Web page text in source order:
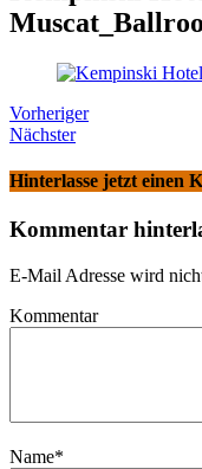
Vorheriger
Nächster
Hinterlasse jetzt einen
Kommentar
E-Mail Adresse wird
Kommentar
Name*